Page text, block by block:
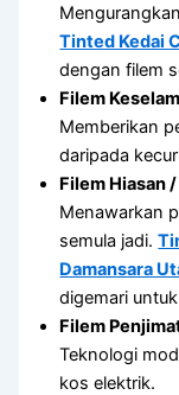
Tinted Kedai
dengan filem
Filem
Memberikan
daripada
Filem Hiasan
Menawarkan
semula jadi.
Damansara
digemari
Filem
Teknologi
kos elektrik.